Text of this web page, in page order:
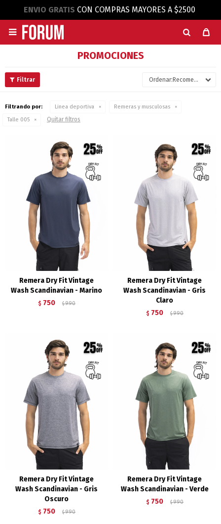
ENVIO GRATIS CON COMPRAS MAYORES A $2500

PROMOCIONES
Recomendados
Filtrando por: Linea deportiva
Remeras y musculosas
Talle 005
Quitar filtros
Remera Dry Fit Vintage
Wash Scandinavian - Marino
$ 750 $ 990
Remera Dry Fit Vintage
Wash Scandinavian - Gris
Claro
$ 750 $ 990
Remera Dry Fit Vintage
Wash Scandinavian - Gris
Oscuro
$ 750 $ 990
Remera Dry Fit Vintage
Wash Scandinavian - Verde
$ 750 $ 990